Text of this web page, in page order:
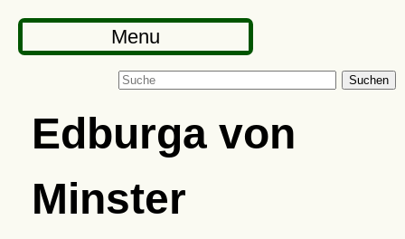
Menu
Suchen
Edburga von
Minster